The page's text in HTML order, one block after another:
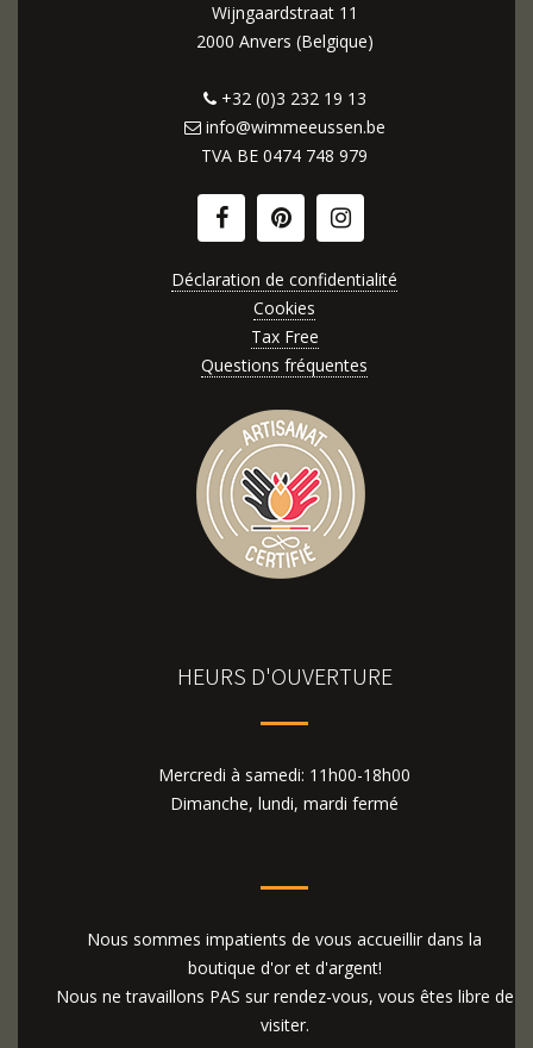
Wijngaardstraat 11
2000 Anvers (Belgique)
+32 (0)3 232 19 13
info@wimmeeussen.be
TVA BE 0474 748 979
Déclaration de confidentialité
Cookies
Tax Free
Questions fréquentes
HEURS D'OUVERTURE
Mercredi à samedi: 11h00-18h00
Dimanche, lundi, mardi fermé
Nous sommes impatients de vous accueillir dans la
boutique d'or et d'argent!
Nous ne travaillons PAS sur rendez-vous, vous êtes libre de
visiter.